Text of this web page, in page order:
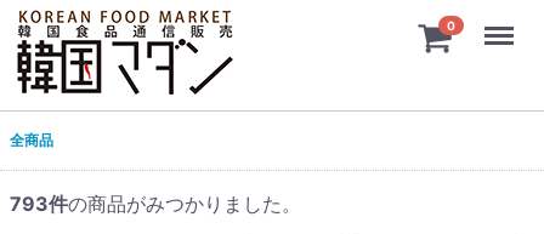
0 Menu
全商品
793件の商品がみつかりました。